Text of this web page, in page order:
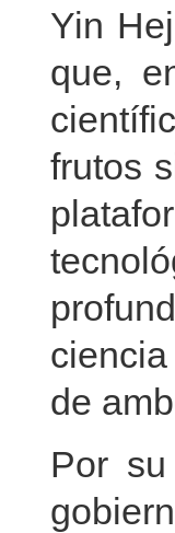
Yin
que,
frutos
de
Por